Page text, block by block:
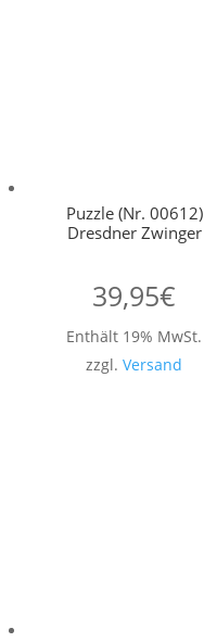
Puzzle (Nr. 00612)
Dresdner Zwinger
39,95€
Enthält 19% MwSt.
zzgl.Versand